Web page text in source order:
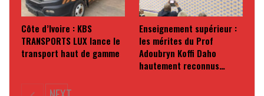
Côte d’Ivoire : KBS
TRANSPORTS LUX lance le
transport haut de gamme
Enseignement supérieur :
les mérites du Prof
Adoubryn Koffi Daho
hautement reconnus…